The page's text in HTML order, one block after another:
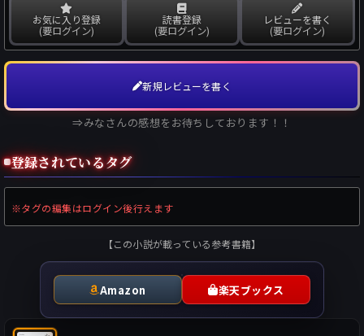
お気に入り登録
(要ログイン)
読書登録
(要ログイン)
レビューを書く
(要ログイン)
新規レビューを書く
⇒みなさんの感想をお待ちしております！！
登録されているタグ
※タグの編集はログイン後行えます
【この小説が載っている参考書籍】
Amazon 楽天ブックス